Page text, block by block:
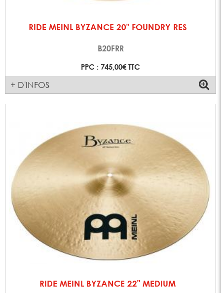
RIDE MEINL BYZANCE 20" FOUNDRY RES
B20FRR
PPC : 745,00€ TTC
+ D'INFOS
RIDE MEINL BYZANCE 22" MEDIUM